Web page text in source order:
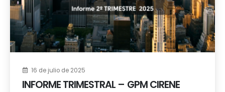
16 de julio de 2025
INFORME TRIMESTRAL – GPM CIRENE